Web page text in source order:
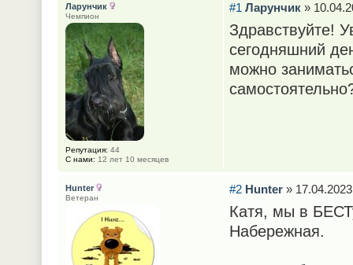
#1 Ларунчик»
Здравствуйте!
сегодняшний
можно
Ларунчик
Чемпион
Репутация: 44
С нами: 12 лет 10 месяцев
#2 Hunter»
Катя, мы в
Набережная.
Hunter
Ветеран